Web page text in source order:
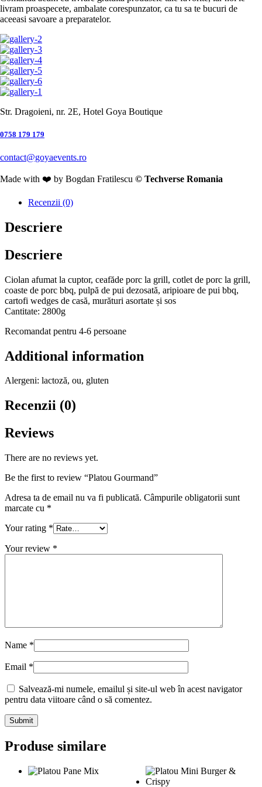
livram proaspecete, ambalate corespunzator, ca tu sa te bucuri de
aceeasi savoare a preparatelor.
Str. Dragoieni, nr. 2E, Hotel Goya Boutique
0758 179 179
contact@goyaevents.ro
Made with ❤️ by Bogdan Fratilescu © Techverse Romania
Garnituri
Desert
Recomandat pentru 4-6 persoane
210,00
lei
Program livrari: 10:00 – 22:00
Ambalaj *
Ambalaj platou
Quantity:
Adaugă în coș
Share: Facebook Twitter
Descriere
Recenzii (0)
Descriere
Descriere
Ciolan afumat la cuptor, ceafăde porc la grill, cotlet de porc la grill,
coaste de porc bbq, pulpă de pui dezosată, aripioare de pui bbq,
cartofi wedges de casă, murături asortate și sos
Cantitate: 2800g
Recomandat pentru 4-6 persoane
Additional information
Alergeni: lactoză, ou, gluten
Recenzii (0)
Reviews
There are no reviews yet.
Be the first to review “Platou Gourmand”
Adresa ta de email nu va fi publicată. Câmpurile obligatorii sunt
marcate cu *
Your rating *
Your review *
Name *
Email *
Salvează-mi numele, emailul și site-ul web în acest navigator
pentru data viitoare când o să comentez.
Submit
Produse similare